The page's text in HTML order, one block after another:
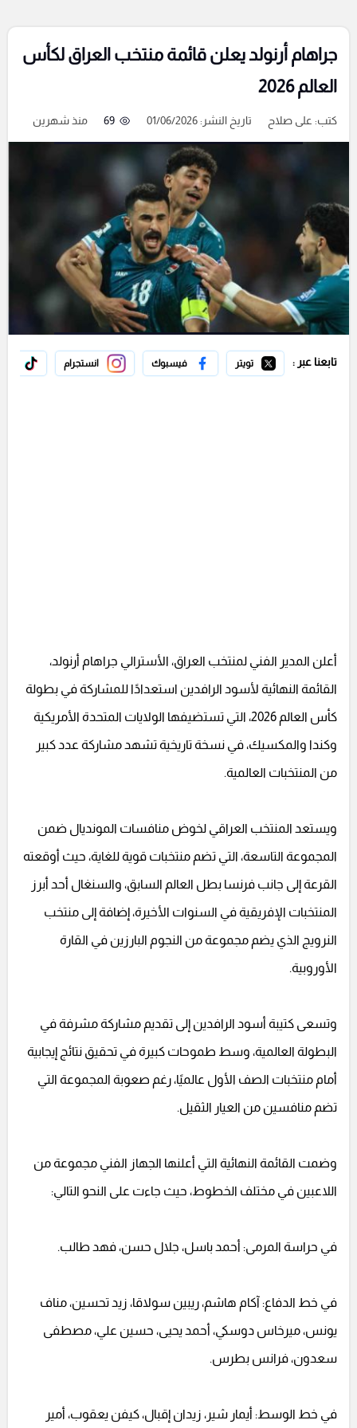
جراهام أرنولد يعلن قائمة منتخب العراق لكأس
العالم 2026
كتب: على صلاح تاريخ النشر: 01/06/2026 69 منذ شهرين
تابعنا عبر : تويتر فيسبوك انستجرام
أعلن المدير الفني لمنتخب العراق، الأسترالي جراهام أرنولد،
القائمة النهائية لأسود الرافدين استعدادًا للمشاركة في بطولة
كأس العالم 2026، التي تستضيفها الولايات المتحدة الأمريكية
وكندا والمكسيك، في نسخة تاريخية تشهد مشاركة عدد كبير
من المنتخبات العالمية.
ويستعد المنتخب العراقي لخوض منافسات المونديال ضمن
المجموعة التاسعة، التي تضم منتخبات قوية للغاية، حيث أوقعته
القرعة إلى جانب فرنسا بطل العالم السابق، والسنغال أحد أبرز
المنتخبات الإفريقية في السنوات الأخيرة، إضافة إلى منتخب
النرويج الذي يضم مجموعة من النجوم البارزين في القارة
الأوروبية.
وتسعى كتيبة أسود الرافدين إلى تقديم مشاركة مشرفة في
البطولة العالمية، وسط طموحات كبيرة في تحقيق نتائج إيجابية
أمام منتخبات الصف الأول عالميًا، رغم صعوبة المجموعة التي
تضم منافسين من العيار الثقيل.
وضمت القائمة النهائية التي أعلنها الجهاز الفني مجموعة من
اللاعبين في مختلف الخطوط، حيث جاءت على النحو التالي:
في حراسة المرمى: أحمد باسل، جلال حسن، فهد طالب.
في خط الدفاع: آكام هاشم، ريبين سولاقا، زيد تحسين، مناف
يونس، ميرخاس دوسكي، أحمد يحيى، حسين علي، مصطفى
سعدون، فرانس بطرس.
في خط الوسط: أيمار شير، زيدان إقبال، كيفن يعقوب، أمير